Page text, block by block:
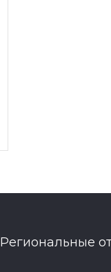
Региональные